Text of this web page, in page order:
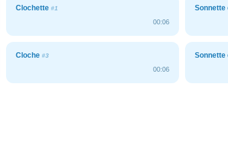
Clochette #1
00:06
Cloche #3
00:06